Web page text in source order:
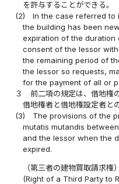
を許与することができる。
(2)
In the case referred to
the building has been
expiration of the duration
consent of the lessor
the remaining period of
the lessor so requests,
for the payment of all or
３
前二項の規定は、借地権
借地権者と借地権設定者と
(3)
The provisions of the
mutatis mutandis
and the lessor when the
expired.
（第三者の建物買取請求権）
(Right of a Third Party to